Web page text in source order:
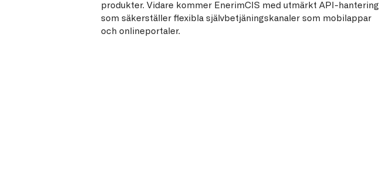
produkter. Vidare kommer EnerimCIS med utmärkt API-hantering
som säkerställer flexibla självbetjäningskanaler som mobilappar
och onlineportaler.